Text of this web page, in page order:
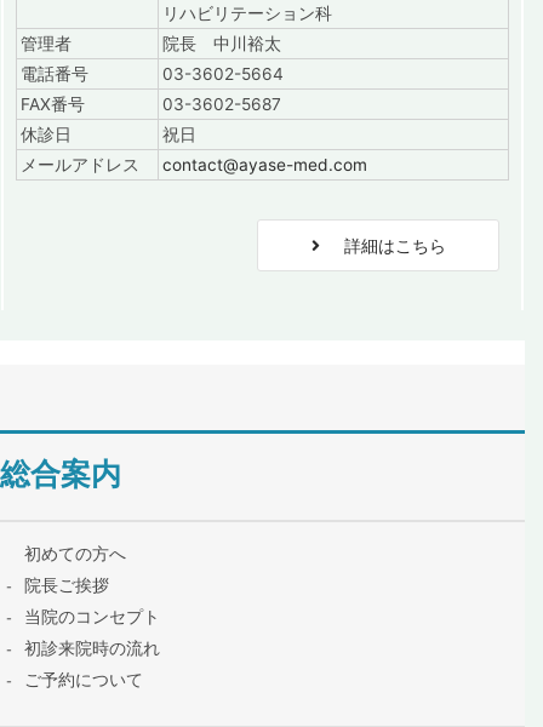
リハビリテーション科
管理者
院長 中川裕太
電話番号
03-3602-5664
FAX番号
03-3602-5687
休診日
祝日
メールアドレス
contact@ayase-med.com
詳細はこちら
総合案内
初めての方へ
院長ご挨拶
当院のコンセプト
初診来院時の流れ
ご予約について